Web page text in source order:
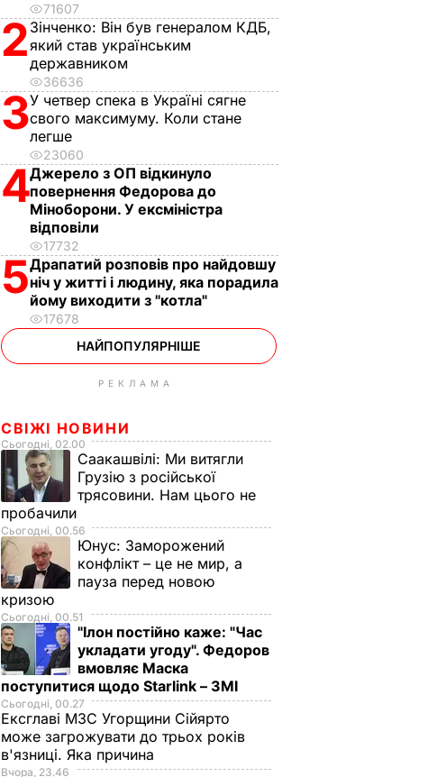
71607
2 Зінченко: Він був генералом КДБ,
який став українським
державником
36636
3У четвер спека в Україні сягне
свого максимуму. Коли стане
легше
23060
4Джерело з ОП відкинуло
повернення Федорова до
Міноборони. У ексміністра
відповіли
17732
5Драпатий розповів про найдовшу
ніч у житті і людину, яка порадила
йому виходити з "котла"
17678
НАЙПОПУЛЯРНІШЕ
РЕКЛАМА
СВІЖІ НОВИНИ
Сьогодні, 02.00
Саакашвілі: Ми витягли
Грузію з російської
трясовини. Нам цього не
пробачили
Сьогодні, 00.56
Юнус: Заморожений
конфлікт – це не мир, а
пауза перед новою
кризою
Сьогодні, 00.51
"Ілон постійно каже: "Час
укладати угоду". Федоров
вмовляє Маска
поступитися щодо Starlink – ЗМІ
Сьогодні, 00.27
Ексглаві МЗС Угорщини Сійярто
може загрожувати до трьох років
в'язниці. Яка причина
Вчора, 23.46